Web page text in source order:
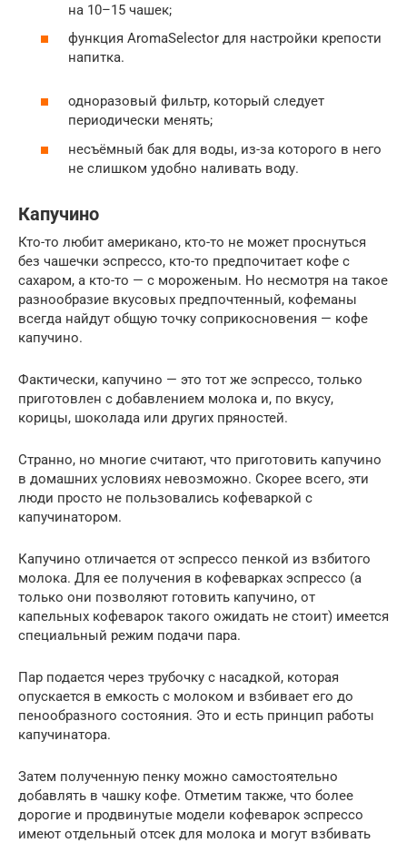
на 10–15 чашек;
функция AromaSelector для настройки крепости
напитка.
одноразовый фильтр, который следует
периодически менять;
несъёмный бак для воды, из-за которого в него
не слишком удобно наливать воду.
Капучино
Кто-то любит американо, кто-то не может проснуться
без чашечки эспрессо, кто-то предпочитает кофе с
сахаром, а кто-то — с мороженым. Но несмотря на такое
разнообразие вкусовых предпочтенный, кофеманы
всегда найдут общую точку соприкосновения — кофе
капучино.
Фактически, капучино — это тот же эспрессо, только
приготовлен с добавлением молока и, по вкусу,
корицы, шоколада или других пряностей.
Странно, но многие считают, что приготовить капучино
в домашних условиях невозможно. Скорее всего, эти
люди просто не пользовались кофеваркой с
капучинатором.
Капучино отличается от эспрессо пенкой из взбитого
молока. Для ее получения в кофеварках эспрессо (а
только они позволяют готовить капучино, от
капельных кофеварок такого ожидать не стоит) имеется
специальный режим подачи пара.
Пар подается через трубочку с насадкой, которая
опускается в емкость с молоком и взбивает его до
пенообразного состояния. Это и есть принцип работы
капучинатора.
Затем полученную пенку можно самостоятельно
добавлять в чашку кофе. Отметим также, что более
дорогие и продвинутые модели кофеварок эспрессо
имеют отдельный отсек для молока и могут взбивать